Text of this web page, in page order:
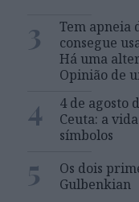
3
Tem apneia
consegue
Há uma
Opinião de
4
4 de agosto
Ceuta: a
símbolos
5
Os dois
Gulbenkian